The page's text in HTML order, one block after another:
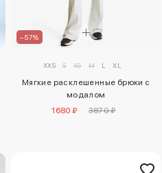
–57%
XXS S XS M L XL
Мягкие расклешенные брюки с
модалом
1680 ₽
3870 ₽